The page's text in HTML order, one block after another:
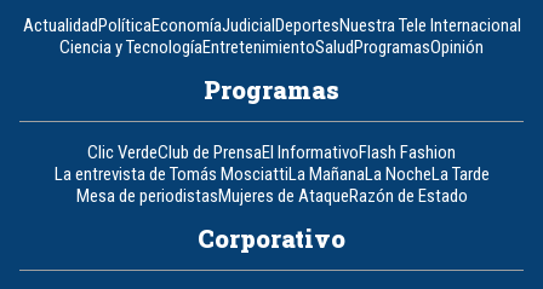
ActualidadPolíticaEconomíaJudicialDeportesNuestra Tele Internacional
Ciencia y TecnologíaEntretenimientoSaludProgramasOpinión
Programas
Clic VerdeClub de PrensaEl InformativoFlash Fashion
La entrevista de Tomás MosciattiLa MañanaLa NocheLa Tarde
Mesa de periodistasMujeres de AtaqueRazón de Estado
Corporativo